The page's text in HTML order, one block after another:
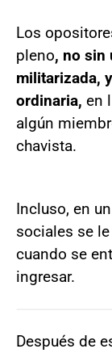
Los
pleno, no sin
militarizada,
ordinaria, en
algún
chavista.
Incluso, en
sociales se
cuando se
ingresar.
Después de